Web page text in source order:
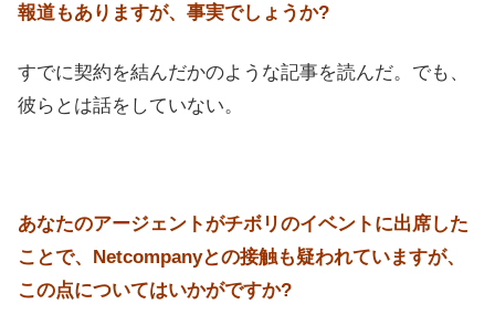
報道もありますが、事実でしょうか?
すでに契約を結んだかのような記事を読んだ。でも、
彼らとは話をしていない。
あなたのアージェントがチボリのイベントに出席した
ことで、Netcompanyとの接触も疑われていますが、
この点についてはいかがですか?